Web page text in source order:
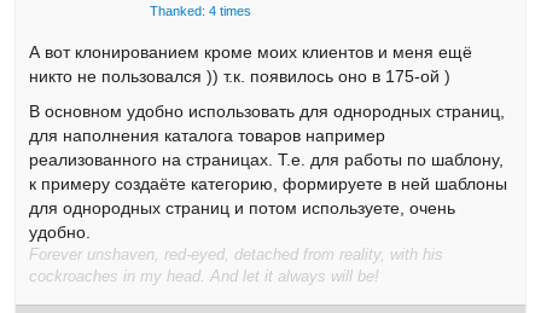
Thanked: 4 times
А вот клонированием кроме моих клиентов и меня ещё
никто не пользовался )) т.к. появилось оно в 175-ой )
В основном удобно использовать для однородных страниц,
для наполнения каталога товаров например
реализованного на страницах. Т.е. для работы по шаблону,
к примеру создаёте категорию, формируете в ней шаблоны
для однородных страниц и потом используете, очень
удобно.
Forever unshaven, red-eyed, detached from reality, with his
cockroaches in my head. And let it always will be!